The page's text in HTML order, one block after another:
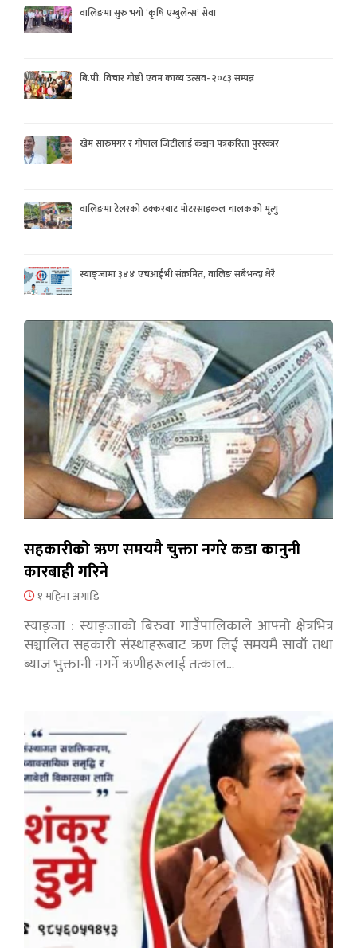
वालिङमा सुरु भयो ‘कृषि एम्बुलेन्स’ सेवा
बि.पी. विचार गोष्ठी एवम काव्य उत्सव- २०८३ सम्पन्न
खेम सारुमगर र गोपाल जिटीलाई कञ्चन पत्रकरिता पुरस्कार
वालिङमा टेलरको ठक्करबाट मोटरसाइकल चालकको मृत्यु
स्याङ्जामा ३४४ एचआईभी संक्रमित, वालिङ सबैभन्दा धेरै
सहकारीको ऋण समयमै चुक्ता नगरे कडा कानुनी
कारबाही गरिने
१ महिना अगाडि
स्याङ्जा : स्याङ्जाको बिरुवा गाउँपालिकाले आफ्नो क्षेत्रभित्र
सञ्चालित सहकारी संस्थाहरूबाट ऋण लिई समयमै सावाँ तथा
ब्याज भुक्तानी नगर्ने ऋणीहरूलाई तत्काल…